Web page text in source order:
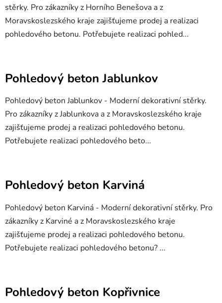
stěrky. Pro zákazníky z Horního Benešova a z
Moravskoslezského kraje zajišťujeme prodej a realizaci
pohledového betonu. Potřebujete realizaci pohled...
Pohledový beton Jablunkov
Pohledový beton Jablunkov - Moderní dekorativní stěrky.
Pro zákazníky z Jablunkova a z Moravskoslezského kraje
zajišťujeme prodej a realizaci pohledového betonu.
Potřebujete realizaci pohledového beto...
Pohledový beton Karviná
Pohledový beton Karviná - Moderní dekorativní stěrky. Pro
zákazníky z Karviné a z Moravskoslezského kraje
zajišťujeme prodej a realizaci pohledového betonu.
Potřebujete realizaci pohledového betonu? ...
Pohledový beton Kopřivnice